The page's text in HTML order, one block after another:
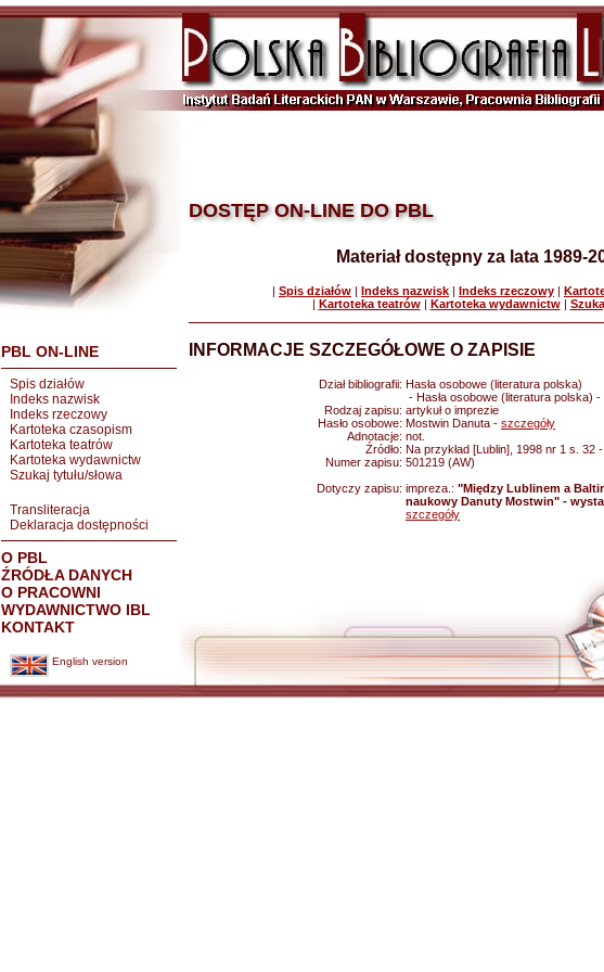
PBL ON-LINE
Spis działów
Indeks nazwisk
Indeks rzeczowy
Kartoteka czasopism
Kartoteka teatrów
Kartoteka wydawnictw
Szukaj tytułu/słowa
Transliteracja
Deklaracja dostępności
O PBL
ŹRÓDŁA DANYCH
O PRACOWNI
WYDAWNICTWO IBL
KONTAKT
English version
DOSTĘP ON-LINE DO PBL
Materiał dostępny za lata 1989-
| Spis działów | Indeks nazwisk | Indeks rzeczowy |
| Kartoteka teatrów| Kartoteka wydawnictw|
INFORMACJE SZCZEGÓŁOWE O ZAPISIE
Dział bibliografii: Hasła osobowe (literatura polska)
- Hasła osobowe (literatura polska) -
Rodzaj zapisu: artykuł o imprezie
Hasło osobowe: Mostwin Danuta - szczegóły
Adnotacje: not.
Źródło: Na przykład [Lublin], 1998 nr 1 s. 32 -
Numer zapisu: 501219 (AW)
Dotyczy zapisu: impreza.: "Między Lublinem a
naukowy Danuty Mostwin" -
szczegóły